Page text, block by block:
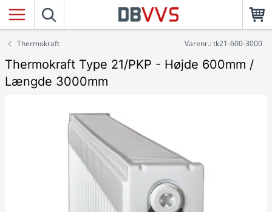
Thermokraft Varenr.: tk21-600-3000
Thermokraft Type 21/PKP - Højde 600mm /
Længde 3000mm